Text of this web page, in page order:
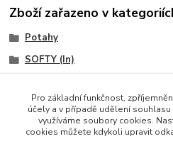
Zboží zařazeno v
Potahy
SOFTY (In)
Pro základní funkčnost,
účely a v případě udělení
využíváme soubory cookies.
cookies můžete kdykoli upravit